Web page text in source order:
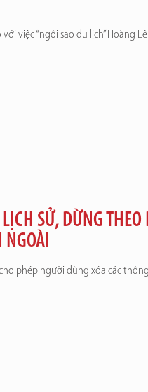
việc “ngôi sao du lịch” Hoàng
SỬ, DỪNG THEO
NGOÀI
phép người dùng xóa các